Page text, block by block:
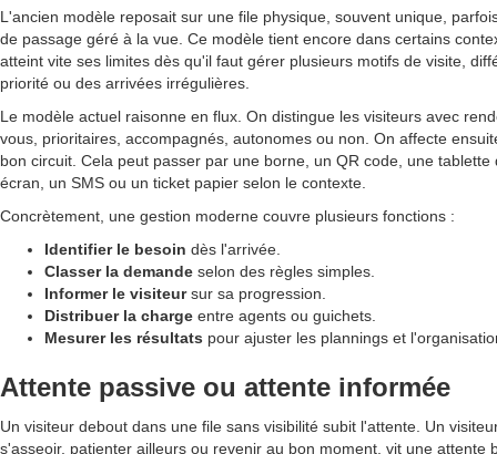
L'ancien modèle reposait sur une file physique, souvent unique,
de passage géré à la vue. Ce modèle tient encore dans certains
atteint vite ses limites dès qu'il faut gérer plusieurs motifs de visite,
priorité ou des arrivées irrégulières.
Le modèle actuel raisonne en flux. On distingue les visiteurs avec
vous, prioritaires, accompagnés, autonomes ou non. On affecte
bon circuit. Cela peut passer par une borne, un QR code, une
écran, un SMS ou un ticket papier selon le contexte.
Concrètement, une gestion moderne couvre plusieurs fonctions :
Identifier le besoin dès l'arrivée.
Classer la demande selon des règles simples.
Informer le visiteursur sa progression.
Distribuer la charge entre agents ou guichets.
Mesurer les résultats pour ajuster les plannings et
Attente passive ou attente informée
Un visiteur debout dans une file sans visibilité subit l'attente. Un
s'asseoir, patienter ailleurs ou revenir au bon moment, vit une attente